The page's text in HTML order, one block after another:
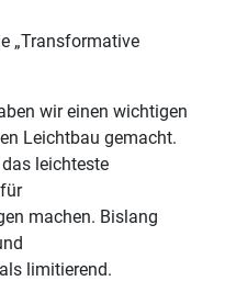
„Transformative
wir einen wichtigen
Leichtbau gemacht.
leichteste
machen. Bislang
limitierend.